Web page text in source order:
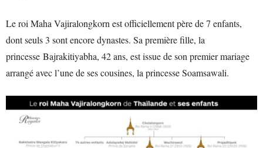
Le roi Maha Vajiralongkorn est officiellement père de 7 enfants,
dont seuls 3 sont encore dynastes. Sa première fille, la
princesse Bajrakitiyabha, 42 ans, est issue de son premier mariage
arrangé avec l’une de ses cousines, la princesse Soamsawali.